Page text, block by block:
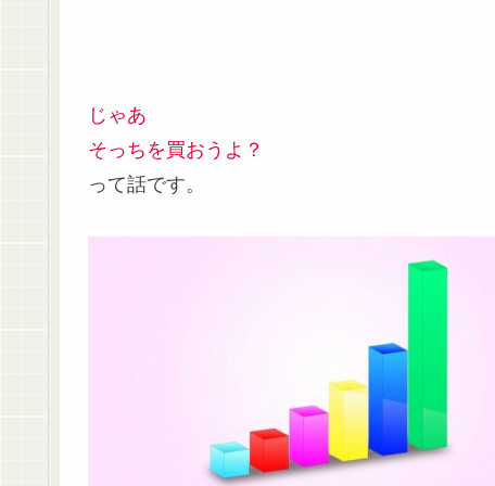
じゃあ
そっちを買おうよ？
って話です。